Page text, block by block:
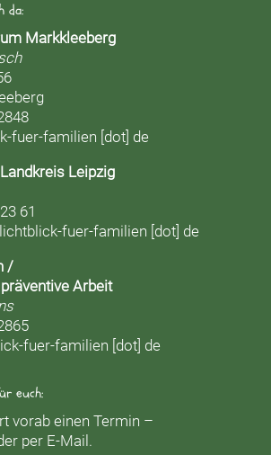
da:
Markkleeberg
fuer-familien [dot] de
Leipzig
61
fuer-familien [dot] de
/
Arbeit
fuer-familien [dot] de
euch:
vorab einen Termin –
per E-Mail.